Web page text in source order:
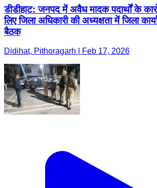
डीडीहाट: जनपद में अवैध मादक पदार्थों के
लिए जिला अधिकारी की अध्यक्षता में जिला
बैठक
Didihat, Pithoragarh | Feb 17, 2026